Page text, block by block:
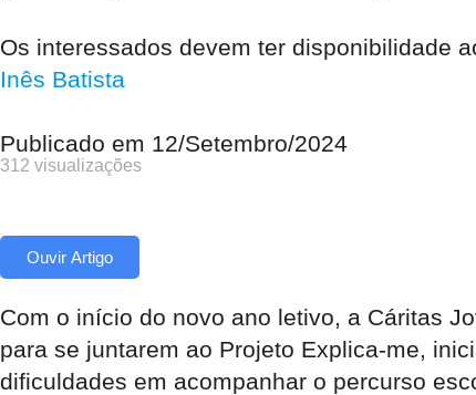
Os interessados devem ter disponibilidade
Inês Batista
Publicado em 12/Setembro/2024
312 visualizações
Ouvir Artigo
Com o início do novo ano letivo, a Cáritas
para se juntarem ao Projeto Explica-me,
dificuldades em acompanhar o percurso